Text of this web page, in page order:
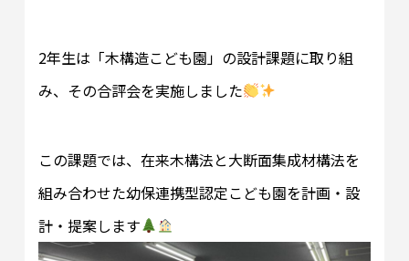
2年生は「木構造こども園」の設計課題に取り組
み、その合評会を実施しました
この課題では、在来木構法と大断面集成材構法を
組み合わせた幼保連携型認定こども園を計画・設
計・提案します